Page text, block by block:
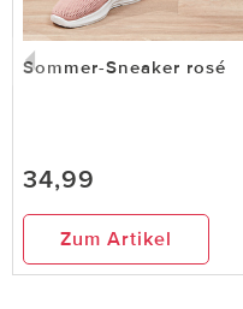
Sommer-Sneaker rosé
34,99
Zum Artikel